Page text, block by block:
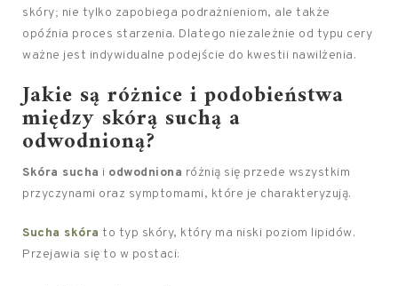
skóry; nie tylko zapobiega podrażnieniom, ale także
opóźnia proces starzenia. Dlatego niezależnie od typu cery
ważne jest indywidualne podejście do kwestii nawilżenia.
Jakie są różnice i podobieństwa
między skórą suchą a
odwodnioną?
Skóra sucha i odwodniona różnią się przede wszystkim
przyczynami oraz symptomami, które je charakteryzują.
Sucha skóra to typ skóry, który ma niski poziom lipidów.
Przejawia się to w postaci: